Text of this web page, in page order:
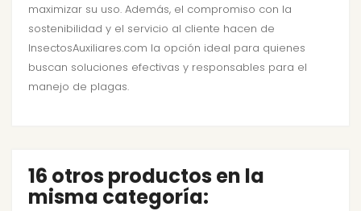
maximizar su uso. Además, el compromiso con la
sostenibilidad y el servicio al cliente hacen de
InsectosAuxiliares.com la opción ideal para quienes
buscan soluciones efectivas y responsables para el
manejo de plagas.
16 otros productos en la
misma categoría: